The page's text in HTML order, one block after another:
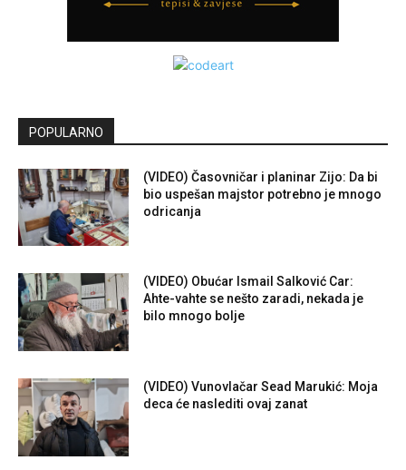
POPULARNO
(VIDEO) Časovničar i planinar Zijo: Da bi
bio uspešan majstor potrebno je mnogo
odricanja
(VIDEO) Obućar Ismail Salković Car:
Ahte-vahte se nešto zaradi, nekada je
bilo mnogo bolje
(VIDEO) Vunovlačar Sead Marukić: Moja
deca će naslediti ovaj zanat